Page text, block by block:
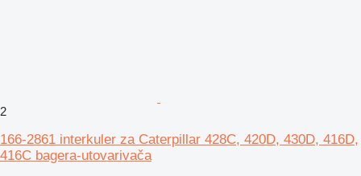
2
166-2861 interkuler za Caterpillar 428C, 420D, 430D, 416D,
416C bagera-utovarivača